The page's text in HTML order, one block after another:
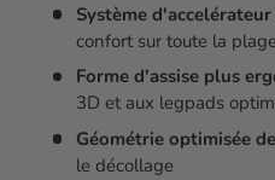
Système
confort sur toute la
Forme d'assise plus
3D et aux legpads
Géométrie optimisée
le décollage